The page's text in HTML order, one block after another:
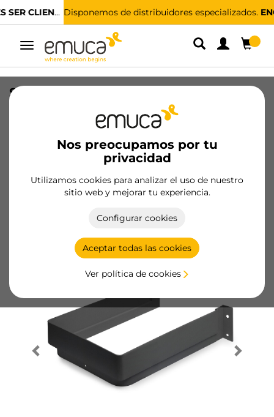
Disponemos de distribuidores especializados.ENCUENTRA EL MÁS CERCANO
Alternar
navegación
Nos preocupamos por tu
privacidad
Utilizamos cookies para analizar el uso de nuestro
sitio web y mejorar tu experiencia.
Configurar cookies
Aceptar todas las cookies
Ver política de cookies
Salva sifón H56 rectangular fino para
cajón, Plástico, Plástico gris antracita
Ficha de producto